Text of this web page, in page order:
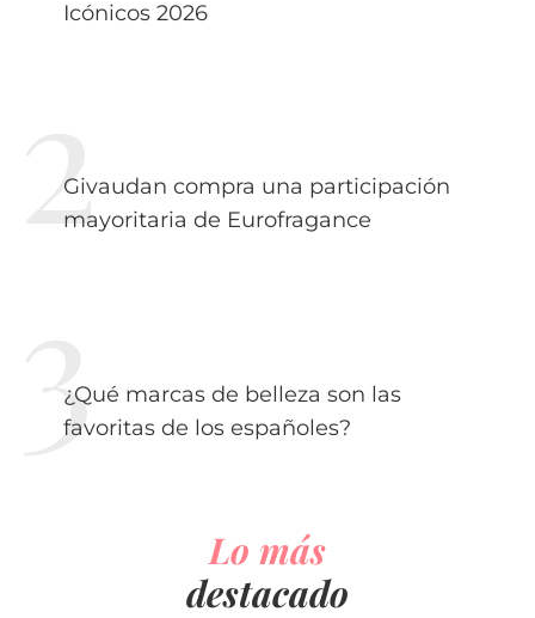
Icónicos 2026
Givaudan compra una participación
mayoritaria de Eurofragance
¿Qué marcas de belleza son las
favoritas de los españoles?
Lo más
destacado